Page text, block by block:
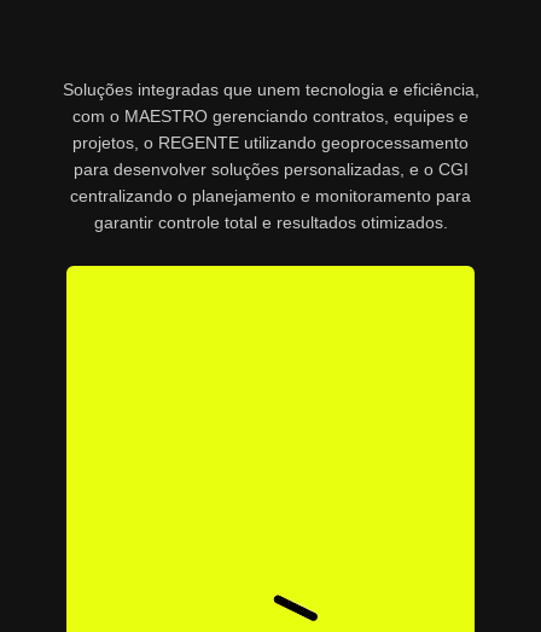
Soluções integradas que unem tecnologia e eficiência,
com o MAESTRO gerenciando contratos, equipes e
projetos, o REGENTE utilizando geoprocessamento
para desenvolver soluções personalizadas, e o CGI
centralizando o planejamento e monitoramento para
garantir controle total e resultados otimizados.